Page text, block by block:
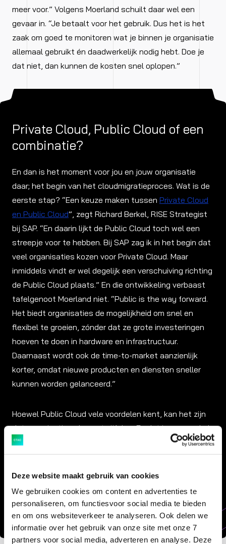
Deze website maakt gebruik van cookies
We gebruiken cookies om content en advertenties te
personaliseren, om functiesvoor social media te bieden
en om ons websiteverkeer te analyseren. Ook delen we
informatie over het gebruik van onze site met onze 7
partners voor social media, adverteren en analyse. Deze
meer voor.” Volgens Moerland schuilt daar wel een
gevaar in. “Je betaalt voor het gebruik. Dus het is het
zaak om goed te monitoren wat je binnen je organisatie
allemaal gebruikt én daadwerkelijk nodig hebt. Doe je
dat niet, dan kunnen de kosten snel oplopen.”
Private Cloud, Public Cloud of een
combinatie?
En dan is het moment voor jou en jouw organisatie
daar; het begin van het cloudmigratieproces. Wat is de
eerste stap? “Een keuze maken tussen Private Cloud
en Public Cloud”, zegt Richard Berkel, RISE Strategist
bij SAP. “En daarin lijkt de Public Cloud toch wel een
streepje voor te hebben. Bij SAP zag ik in het begin dat
veel organisaties kozen voor Private Cloud. Maar
inmiddels vindt er wel degelijk een verschuiving richting
de Public Cloud plaats.” En die ontwikkeling verbaast
tafelgenoot Moerland niet. “Public is the way forward.
Het biedt organisaties de mogelijkheid om snel en
flexibel te groeien, zónder dat ze grote investeringen
hoeven te doen in hardware en infrastructuur.
Daarnaast wordt ook de time-to-market aanzienlijk
korter, omdat nieuwe producten en diensten sneller
kunnen worden gelanceerd.”
Hoewel Public Cloud vele voordelen kent, kan het zijn
dat organisaties alsnog twijfelen. En dat is geen enkel
probleem, want dankzij de hybride cloud kun je ook
voor het beste van twee werelden kiezen. Berkel: “De
hybride cloud combineert de voordelen van Private
flexibiliteit en controle over de gegevens en applicaties
die ze gebruiken.”